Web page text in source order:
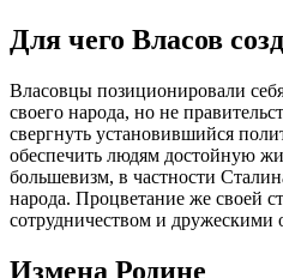
Для чего Власов
Власовцы позиционировали
своего народа, но не
свергнуть установившийся
обеспечить людям достойную
большевизм, в частности
народа. Процветание же своей
сотрудничеством и
Измена Родине